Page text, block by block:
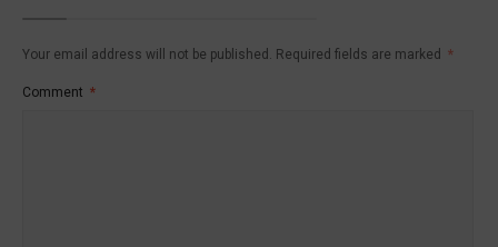
Your email address will not be published. Required fields are marked *
Comment *